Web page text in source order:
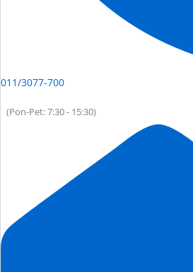
011/3077-700
(Pon-Pet: 7:30 - 15:30)